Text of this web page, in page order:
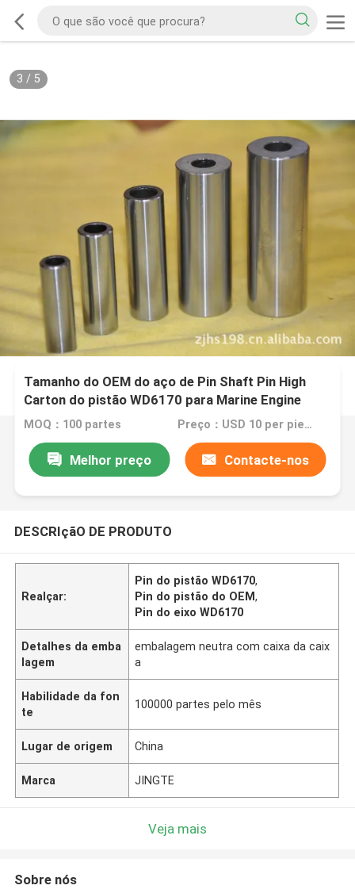
3 / 5
Tamanho do OEM do aço de Pin Shaft Pin High
Carton do pistão WD6170 para Marine Engine
MOQ：100 partes Preço：USD 10 per piece
Melhor preço Contacte-nos
DESCRIçãO DE PRODUTO
Realçar:
Pin do pistão WD6170,
Pin do pistão do OEM,
Pin do eixo WD6170
Detalhes da emba
lagem
embalagem neutra com caixa da caix
a
Habilidade da fon
te
100000 partes pelo mês
Lugar de origem China
Marca JINGTE
Veja mais
Sobre nós